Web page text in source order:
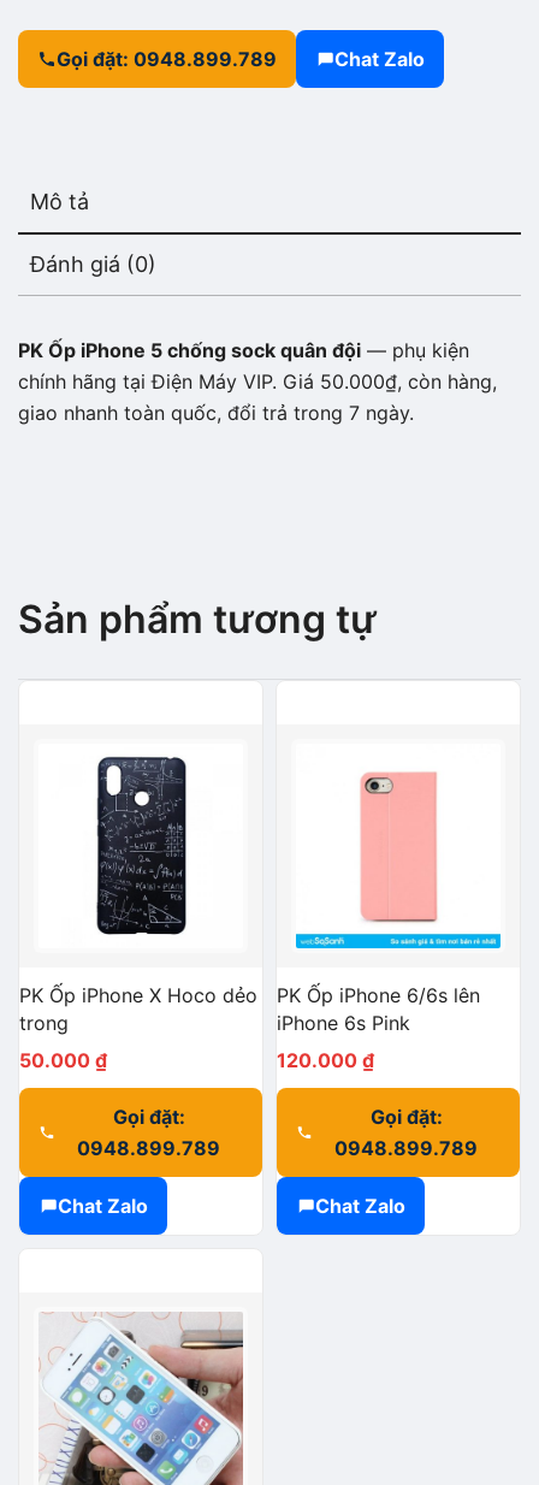
Gọi đặt: 0948.899.789 Chat Zalo
Mô tả
Đánh giá (0)
PK Ốp iPhone 5 chống sock quân đội — phụ kiện
chính hãng tại Điện Máy VIP. Giá 50.000₫, còn hàng,
giao nhanh toàn quốc, đổi trả trong 7 ngày.
Sản phẩm tương tự
PK Ốp iPhone X Hoco dẻo
trong
50.000 ₫
Gọi đặt:
0948.899.789
Chat Zalo
PK Ốp iPhone 6/6s lên
iPhone 6s Pink
120.000 ₫
Gọi đặt:
0948.899.789
Chat Zalo